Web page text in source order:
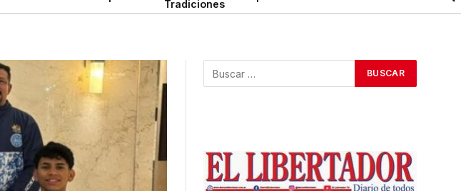
Tradiciones